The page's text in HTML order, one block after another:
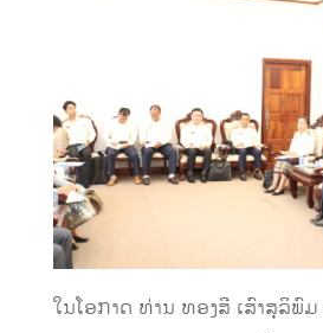
ໃນໂອກາດ ທ່ານ ທອງສີ ເສົາສຸລິພົມ